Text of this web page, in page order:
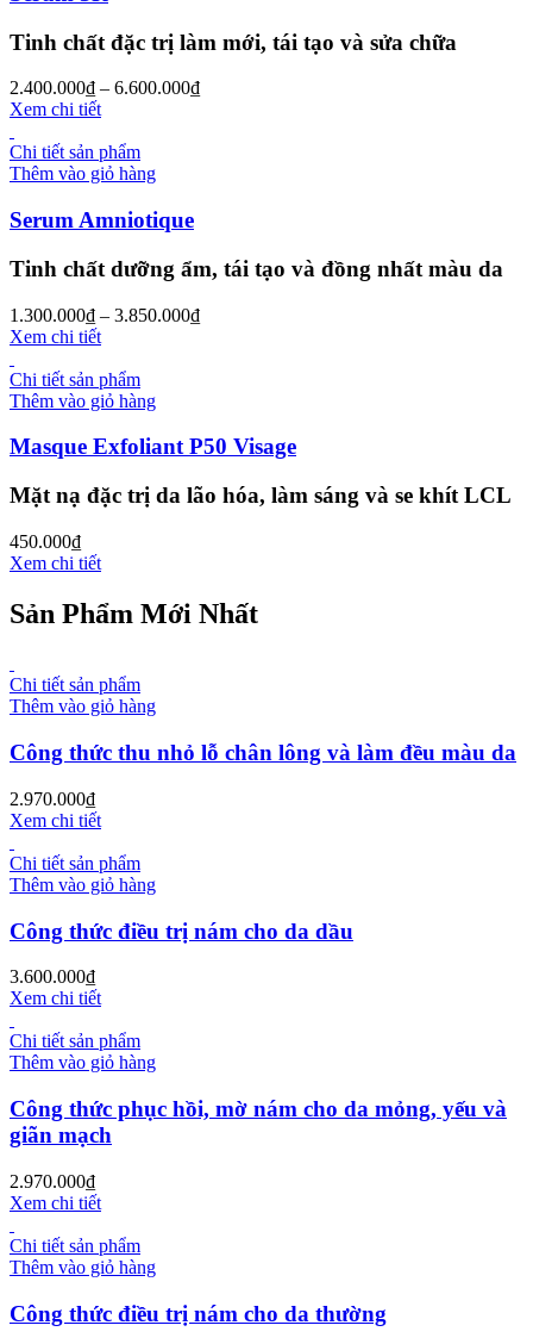
Tinh chất đặc trị làm mới, tái tạo và sửa chữa
2.400.000₫ – 6.600.000₫
Xem chi tiết
Chi tiết sản phẩm
Thêm vào giỏ hàng
Serum Amniotique
Tinh chất dưỡng ẩm, tái tạo và đồng nhất màu da
1.300.000₫ – 3.850.000₫
Xem chi tiết
Chi tiết sản phẩm
Thêm vào giỏ hàng
Masque Exfoliant P50 Visage
Mặt nạ đặc trị da lão hóa, làm sáng và se khít LCL
450.000₫
Xem chi tiết
Sản Phẩm Mới Nhất
Chi tiết sản phẩm
Thêm vào giỏ hàng
Công thức thu nhỏ lỗ chân lông và làm đều màu da
2.970.000₫
Xem chi tiết
Chi tiết sản phẩm
Thêm vào giỏ hàng
Công thức điều trị nám cho da dầu
3.600.000₫
Xem chi tiết
Chi tiết sản phẩm
Thêm vào giỏ hàng
Công thức phục hồi, mờ nám cho da mỏng, yếu và
giãn mạch
2.970.000₫
Xem chi tiết
Chi tiết sản phẩm
Thêm vào giỏ hàng
Công thức điều trị nám cho da thường